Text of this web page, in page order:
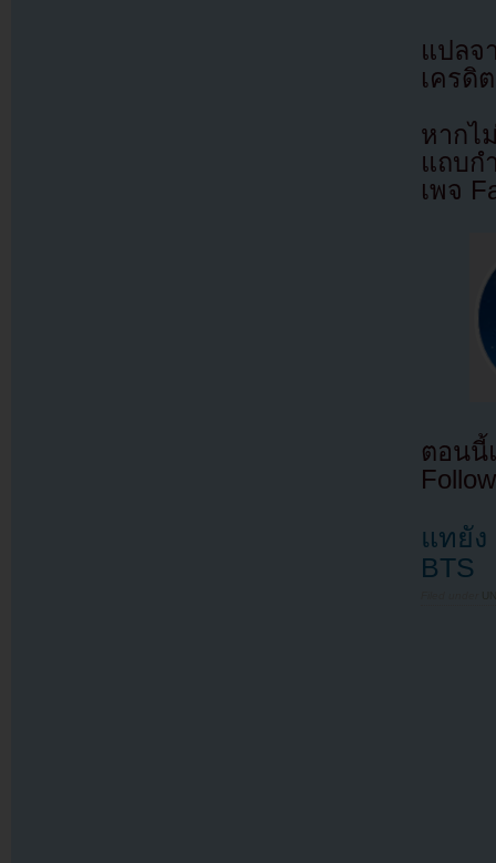
แปล
เครดิ
หากไ
แถบก
เพจ
ตอนนี้
แทยัง
BTS